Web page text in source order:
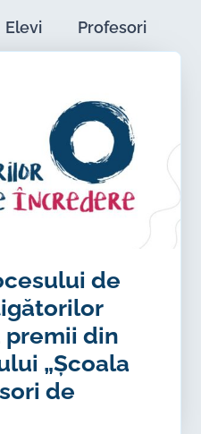
Elevi Profesori
de
din
„Școala
de